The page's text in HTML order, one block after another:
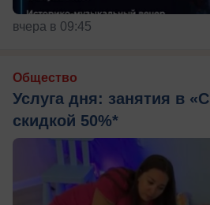
вчера в 09:45
Общество
Услуга дня: занятия в
скидкой 50%*